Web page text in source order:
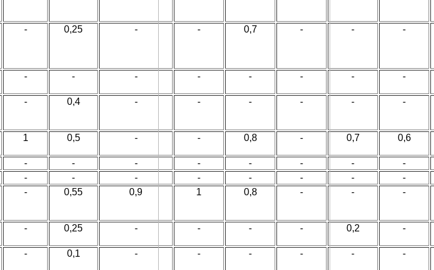
- 0,25 - - 0,7 - - -
- - - - - - - -
- 0,4 - - - - - -
1 0,5 - - 0,8 - 0,7 0,6
- - - - - - -
-
- - - - - - -
-
- 0,55 0,9 1 0,8 - - -
- 0,25 - - - - 0,2 -
- 0,1 - - - - - -